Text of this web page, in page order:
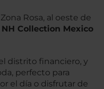
Rosa, al oeste de
NH Collection Mexico
distrito financiero, y
perfecto para
el día o disfrutar de